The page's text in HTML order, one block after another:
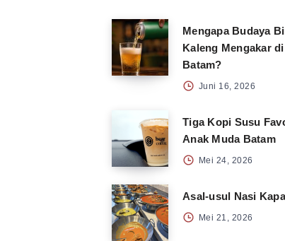
Mengapa Budaya
Kaleng Mengakar di
Batam?
Juni 16, 2026
Tiga Kopi Susu
Anak Muda Batam
Mei 24, 2026
Asal-usul Nasi
Mei 21, 2026